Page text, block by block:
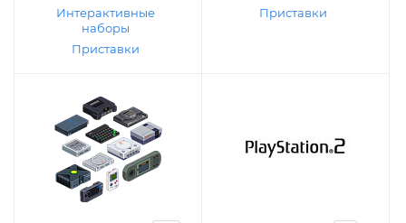
Интерактивные
наборы
Приставки
Приставки